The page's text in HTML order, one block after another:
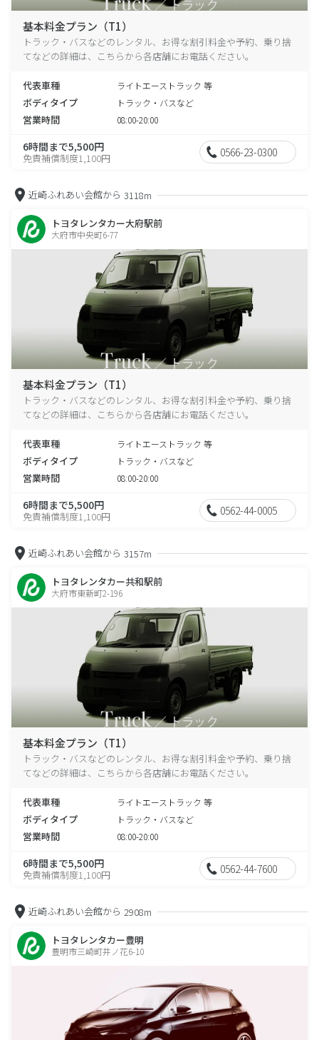
基本料金プラン（T1）
トラック・バスなどのレンタル、お得な割引料金や予約、乗り捨
てなどの詳細は、こちらから各店舗にお電話ください。
代表車種 ライトエーストラック 等
ボディタイプ トラック・バスなど
営業時間 08:00-20:00
6時間まで5,500円
免責補償制度1,100円 0566-23-0300
近崎ふれあい会館から 3118m
トヨタレンタカー大府駅前
大府市中央町6-77
基本料金プラン（T1）
トラック・バスなどのレンタル、お得な割引料金や予約、乗り捨
てなどの詳細は、こちらから各店舗にお電話ください。
代表車種 ライトエーストラック 等
ボディタイプ トラック・バスなど
営業時間 08:00-20:00
6時間まで5,500円
免責補償制度1,100円 0562-44-0005
近崎ふれあい会館から 3157m
トヨタレンタカー共和駅前
大府市東新町2-196
基本料金プラン（T1）
トラック・バスなどのレンタル、お得な割引料金や予約、乗り捨
てなどの詳細は、こちらから各店舗にお電話ください。
代表車種 ライトエーストラック 等
ボディタイプ トラック・バスなど
営業時間 08:00-20:00
6時間まで5,500円
免責補償制度1,100円 0562-44-7600
近崎ふれあい会館から 2908m
トヨタレンタカー豊明
豊明市三崎町井ノ花6-10